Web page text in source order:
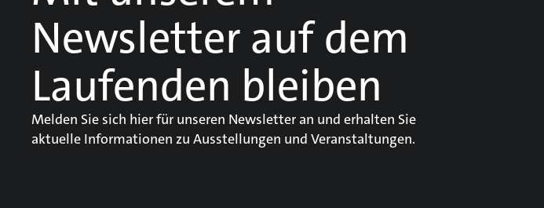
Newsletter auf dem
Laufenden bleiben
Melden Sie sich hier für unseren Newsletter an und erhalten Sie
aktuelle Informationen zu Ausstellungen und Veranstaltungen.